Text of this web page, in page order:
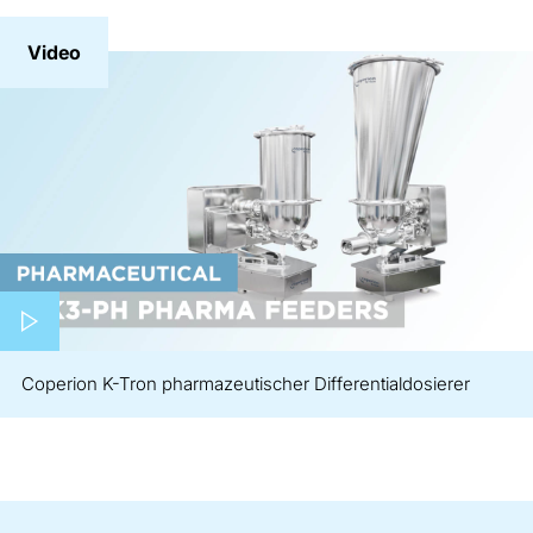
Video
Play video
Coperion K-Tron pharmazeutischer Differentialdosierer